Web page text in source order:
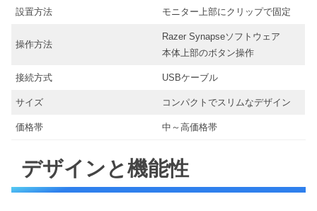
設置方法 モニター上部にクリップで固定
操作方法
Razer Synapseソフトウェア
本体上部のボタン操作
接続方式 USBケーブル
サイズ コンパクトでスリムなデザイン
価格帯 中～高価格帯
デザインと機能性